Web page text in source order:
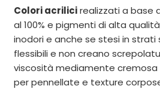
Colori acrilicirealizzati a base
al 100% e pigmenti di alta
inodori e anche se stesi in strati
flessibili e non creano
viscosità mediamente cremosa
per pennellate e texture